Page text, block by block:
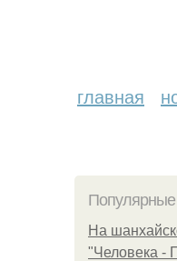
главная
На
"Человека -